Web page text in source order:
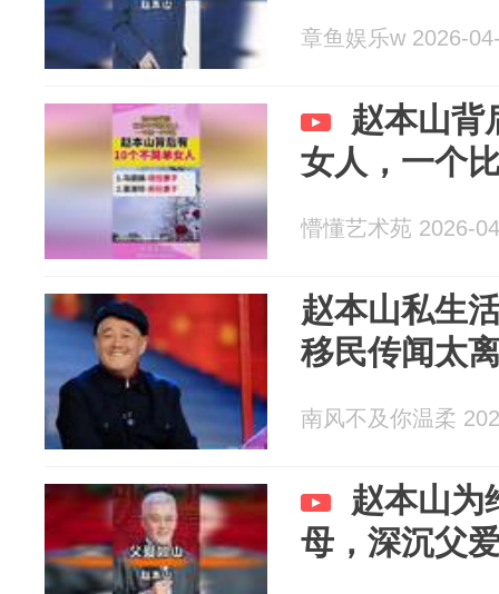
章鱼娱乐w 2026-
赵本山背
女人，一个
懵懂艺术苑 2026-
赵本山私生
移民传闻太
南风不及你温柔
赵本山为
母，深沉父